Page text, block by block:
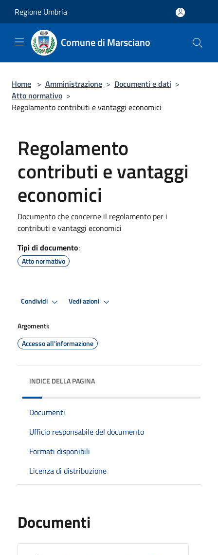
Regione Umbria
Comune di Marsciano
Home > Amministrazione > Documenti e dati >
Atto normativo >
Regolamento contributi e vantaggi economici
Regolamento
contributi e vantaggi
economici
Documento che concerne il regolamento per i
contributi e vantaggi economici
Tipi di documento:
Atto normativo
Condividi Vedi azioni
Argomenti:
Accesso all'informazione
INDICE DELLA PAGINA
Documenti
Ufficio responsabile del documento
Formati disponibili
Licenza di distribuzione
Documenti